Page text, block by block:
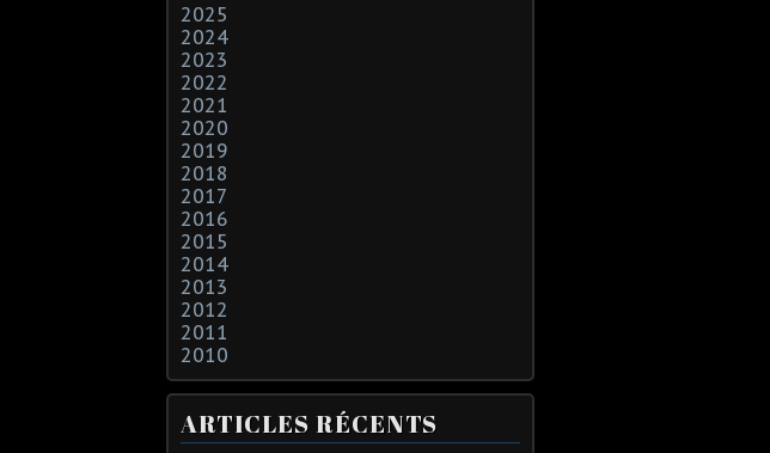
2025
2024
2023
2022
2021
2020
2019
2018
2017
2016
2015
2014
2013
2012
2011
2010
ARTICLES RÉCENTS